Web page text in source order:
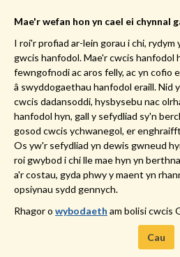
Mae'r wefan hon yn cael ei chynnal
I roi'r profiad ar-lein gorau i chi,
gwcis hanfodol. Mae'r cwcis hanfodol
fewngofnodi ac aros felly, ac yn cofio
â swyddogaethau hanfodol eraill. Nid
cwcis dadansoddi, hysbysebu nac
hanfodol hyn, gall y sefydliad sy'n
gosod cwcis ychwanegol, er
Os yw'r sefydliad yn dewis gwneud
roi gwybod i chi lle mae hyn yn
a'r costau, gyda phwy y maent yn
opsiynau sydd gennych.
Rhagor o wybodaeth am bolisi cwcis
Cau